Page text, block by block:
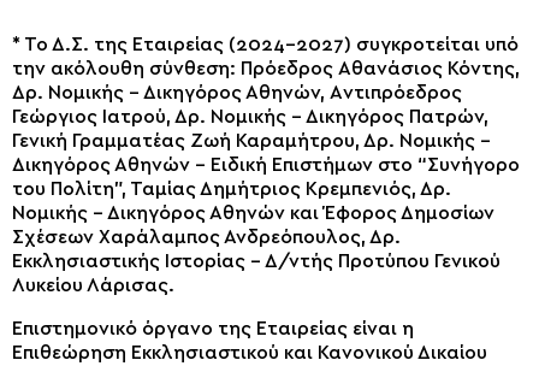
* Το Δ.Σ. της Εταιρείας (2024-2027) συγκροτείται υπό
την ακόλουθη σύνθεση: Πρόεδρος Aθανάσιος Κόντης,
Δρ. Νομικής – Δικηγόρος Αθηνών, Aντιπρόεδρος
Γεώργιος Ιατρού, Δρ. Νομικής – Δικηγόρος Πατρών,
Γενική Γραμματέας Ζωή Καραμήτρου, Δρ. Νομικής –
Δικηγόρος Αθηνών – Ειδική Επιστήμων στο “Συνήγορο
τoυ Πολίτη”, Ταμίας Δημήτριος Κρεμπενιός, Δρ.
Νομικής – Δικηγόρος Αθηνών και Έφορος Δημοσίων
Σχέσεων Χαράλαμπος Ανδρεόπουλος, Δρ.
Εκκλησιαστικής Ιστορίας – Δ/ντής Προτύπου Γενικού
Λυκείου Λάρισας.
Επιστημονικό όργανο της Εταιρείας είναι η
Επιθεώρηση Εκκλησιαστικού και Κανονικού Δικαίου